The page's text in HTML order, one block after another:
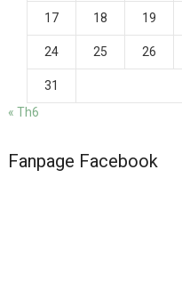
17 18 19
24 25 26
31
« Th6
Fanpage Facebook